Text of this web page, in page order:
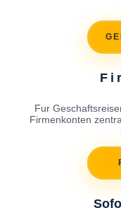
Fur
Firmenkonten